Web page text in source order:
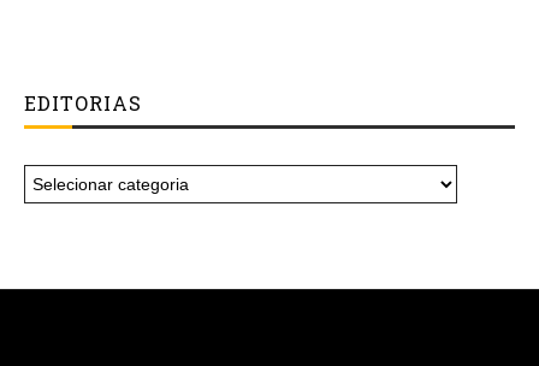
EDITORIAS